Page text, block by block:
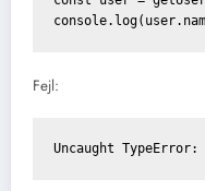
Fejl:
Uncaught